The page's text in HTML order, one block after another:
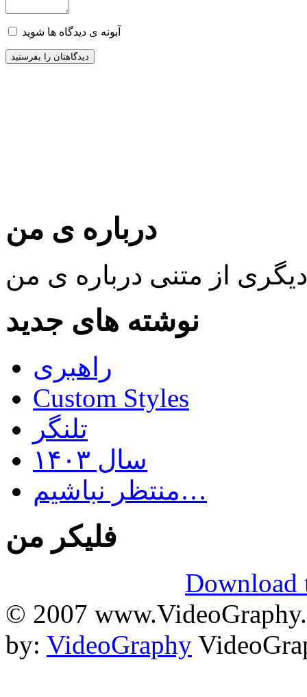
آبونه ی دیدگاه ها شوید
درباره ی من
نوشته های جدید
راهبری
Custom Styles
تلنگر
سال ۱۴۰۳
منتظر نباشیم…
فلیکر من
Download
© 2007
by: VideoGraphy